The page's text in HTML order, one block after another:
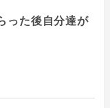
った後自分達が